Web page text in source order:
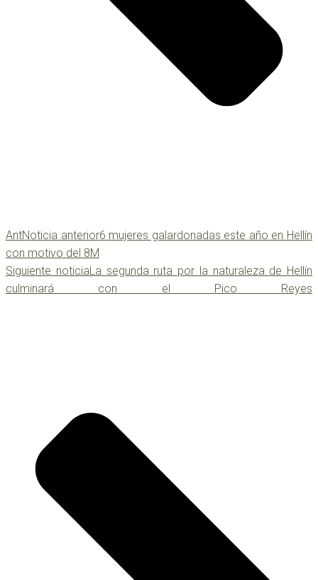
AntNoticia anterior6 mujeres galardonadas este año en Hellín
con motivo del 8M
Siguiente noticiaLa segunda ruta por la naturaleza de Hellín
culminará con el Pico Reyes